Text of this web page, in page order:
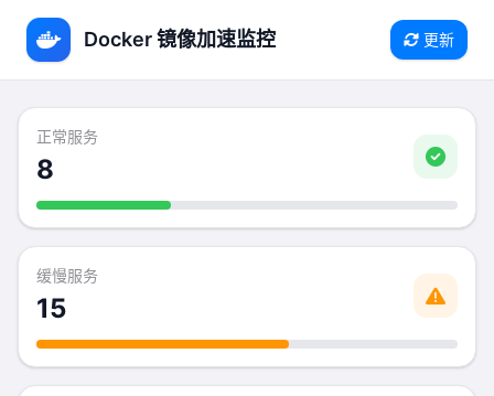
Docker 镜像加速监控 更新
服务状态概览
正常服务
8
缓慢服务
15